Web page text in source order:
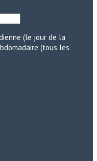
(le jour de la
(tous les